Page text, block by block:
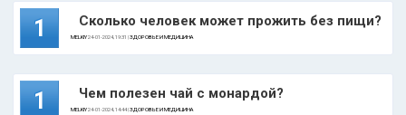
1 Сколько человек может прожить без пищи?
MELKIY24-01-2024, 19:31 |ЗДОРОВЬЕ И МЕДИЦИНА
1 Чем полезен чай с монардой?
MELKIY24-01-2024, 14:44 |ЗДОРОВЬЕ И МЕДИЦИНА